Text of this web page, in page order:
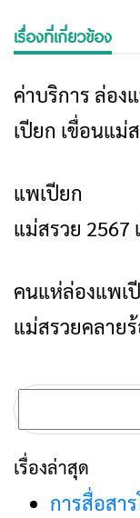
เรื่องที่เกี่ยวข้อง
ข่าวเชียงราย
ค่าบริการ ล่อง
เปียก เขื่อนแม่
ข่าวเชียงราย
แพเปียก
แม่สรวย 2567
ร้อนกัน
ข่า
คนแห่ล่องแพเ
แม่สรวยคลาย
ค้นหา
สำหรับ:
เรื่องล่าสุด
การสื่อสา